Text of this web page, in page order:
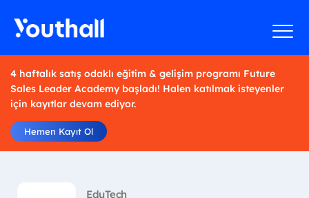
4 haftalık satış odaklı eğitim & gelişim programı Future
Sales Leader Academy başladı! Halen katılmak isteyenler
için kayıtlar devam ediyor.
Hemen Kayıt Ol
EduTech